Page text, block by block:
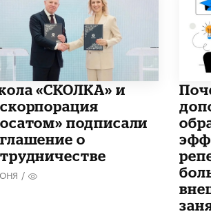
«СКОЛКА» и
подписали
о
/